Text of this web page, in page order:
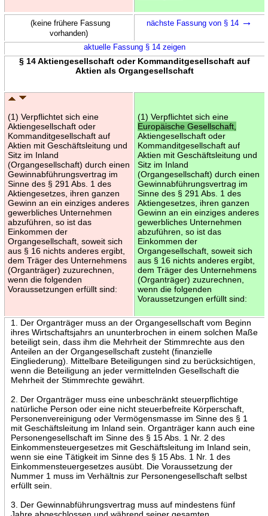
(keine frühere Fassung
vorhanden)
nächste Fassung von § 14 →
aktuelle Fassung § 14 zeigen
§ 14 Aktiengesellschaft oder Kommanditgesellschaft auf
Aktien als Organgesellschaft
(1) Verpflichtet sich eine
Aktiengesellschaft oder
Kommanditgesellschaft auf
Aktien mit Geschäftsleitung und
Sitz im Inland
(Organgesellschaft) durch einen
Gewinnabführungsvertrag im
Sinne des § 291 Abs. 1 des
Aktiengesetzes, ihren ganzen
Gewinn an ein einziges anderes
gewerbliches Unternehmen
abzuführen, so ist das
Einkommen der
Organgesellschaft, soweit sich
aus § 16 nichts anderes ergibt,
dem Träger des Unternehmens
(Organträger) zuzurechnen,
wenn die folgenden
Voraussetzungen erfüllt sind:
(1) Verpflichtet sich eine
Europäische Gesellschaft,
Aktiengesellschaft oder
Kommanditgesellschaft auf
Aktien mit Geschäftsleitung und
Sitz im Inland
(Organgesellschaft) durch einen
Gewinnabführungsvertrag im
Sinne des § 291 Abs. 1 des
Aktiengesetzes, ihren ganzen
Gewinn an ein einziges anderes
gewerbliches Unternehmen
abzuführen, so ist das
Einkommen der
Organgesellschaft, soweit sich
aus § 16 nichts anderes ergibt,
dem Träger des Unternehmens
(Organträger) zuzurechnen,
wenn die folgenden
Voraussetzungen erfüllt sind:
1. Der Organträger muss an der Organgesellschaft vom Beginn
ihres Wirtschaftsjahrs an ununterbrochen in einem solchen Maße
beteiligt sein, dass ihm die Mehrheit der Stimmrechte aus den
Anteilen an der Organgesellschaft zusteht (finanzielle
Eingliederung). Mittelbare Beteiligungen sind zu berücksichtigen,
wenn die Beteiligung an jeder vermittelnden Gesellschaft die
Mehrheit der Stimmrechte gewährt.
2. Der Organträger muss eine unbeschränkt steuerpflichtige
natürliche Person oder eine nicht steuerbefreite Körperschaft,
Personenvereinigung oder Vermögensmasse im Sinne des § 1
mit Geschäftsleitung im Inland sein. Organträger kann auch eine
Personengesellschaft im Sinne des § 15 Abs. 1 Nr. 2 des
Einkommensteuergesetzes mit Geschäftsleitung im Inland sein,
wenn sie eine Tätigkeit im Sinne des § 15 Abs. 1 Nr. 1 des
Einkommensteuergesetzes ausübt. Die Voraussetzung der
Nummer 1 muss im Verhältnis zur Personengesellschaft selbst
erfüllt sein.
3. Der Gewinnabführungsvertrag muss auf mindestens fünf
Jahre abgeschlossen und während seiner gesamten